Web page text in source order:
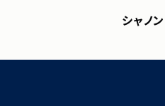
シャノ
IRライブラリ
シャノンのブログ
シャノン、ロジ